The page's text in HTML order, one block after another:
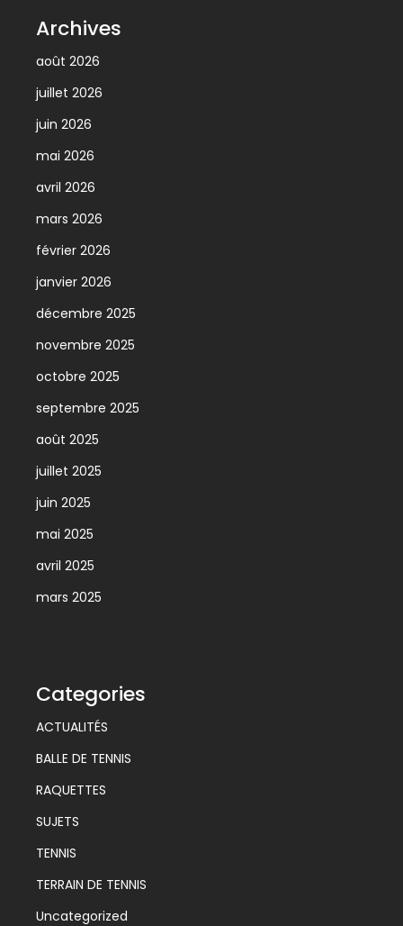
Archives
août 2026
juillet 2026
juin 2026
mai 2026
avril 2026
mars 2026
février 2026
janvier 2026
décembre 2025
novembre 2025
octobre 2025
septembre 2025
août 2025
juillet 2025
juin 2025
mai 2025
avril 2025
mars 2025
Categories
ACTUALITÉS
BALLE DE TENNIS
RAQUETTES
SUJETS
TENNIS
TERRAIN DE TENNIS
Uncategorized